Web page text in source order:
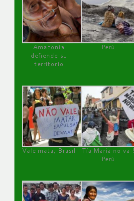
Amazonía
defiende su
territorio
Perú
Vale mata, Brasil
Tía María no va !
Perú